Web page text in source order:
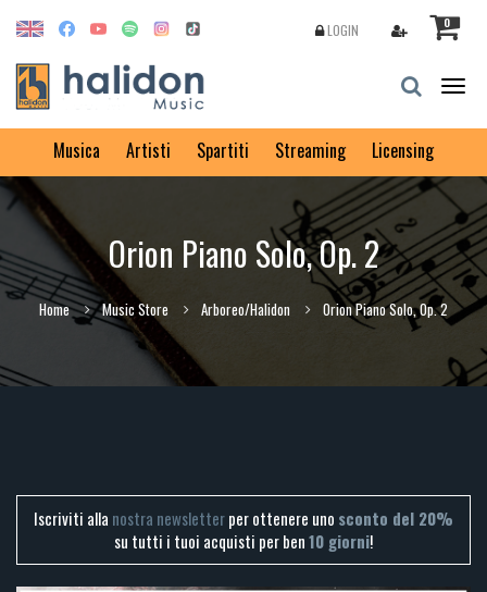
0
LOGIN
Musica Artisti Spartiti Streaming Licensing
Orion Piano Solo, Op. 2
Home Music Store Arboreo/Halidon Orion Piano Solo, Op. 2
Iscriviti alla nostra newsletterper ottenere uno sconto del 20%
su tutti i tuoi acquisti per ben10 giorni!